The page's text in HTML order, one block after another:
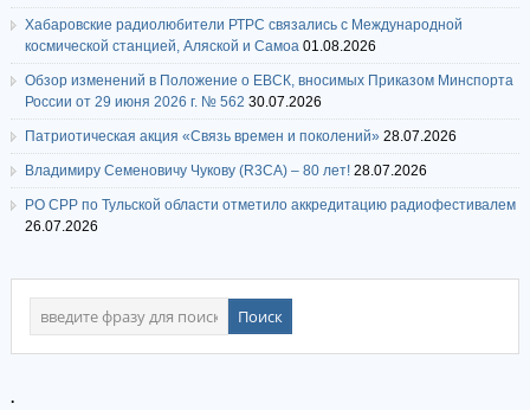
Хабаровские радиолюбители РТРС связались с Международной
космической станцией, Аляской и Самоа 01.08.2026
Обзор изменений в Положение о ЕВСК, вносимых Приказом Минспорта
России от 29 июня 2026 г. № 562 30.07.2026
Патриотическая акция «Связь времен и поколений» 28.07.2026
Владимиру Семеновичу Чукову (R3CA) – 80 лет! 28.07.2026
РО СРР по Тульской области отметило аккредитацию радиофестивалем
26.07.2026
.